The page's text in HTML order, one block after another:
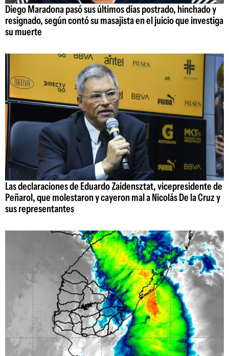
Diego Maradona pasó sus últimos días postrado, hinchado y
resignado, según contó su masajista en el juicio que investiga
su muerte
Las declaraciones de Eduardo Zaidensztat, vicepresidente de
Peñarol, que molestaron y cayeron mal a Nicolás De la Cruz y
sus representantes